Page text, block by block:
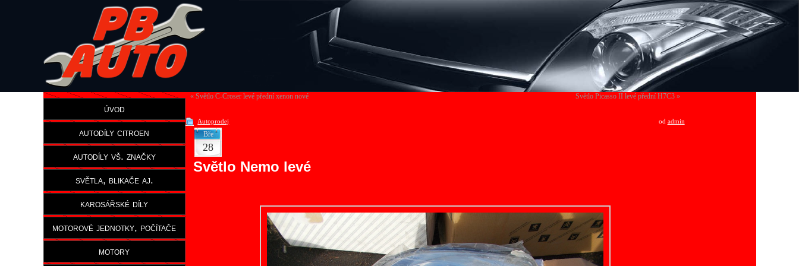
úvod
autodíly citroen
autodíly vš. značky
světla, blikače aj.
karosářské díly
motorové jednotky, počítače
motory
«Světlo C-Croser levé přední xenon nové Světlo Picasso II levé přední H7C3»
Bře
28
Autoprodej od admin
Světlo Nemo levé